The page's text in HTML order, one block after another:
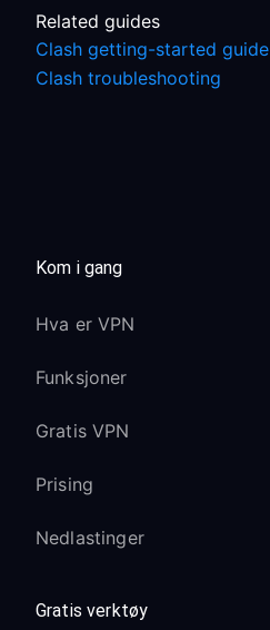
Related guides
Clash getting-started guide
Clash troubleshooting
Kom i gang
Hva er VPN
Funksjoner
Gratis VPN
Prising
Nedlastinger
Gratis verktøy